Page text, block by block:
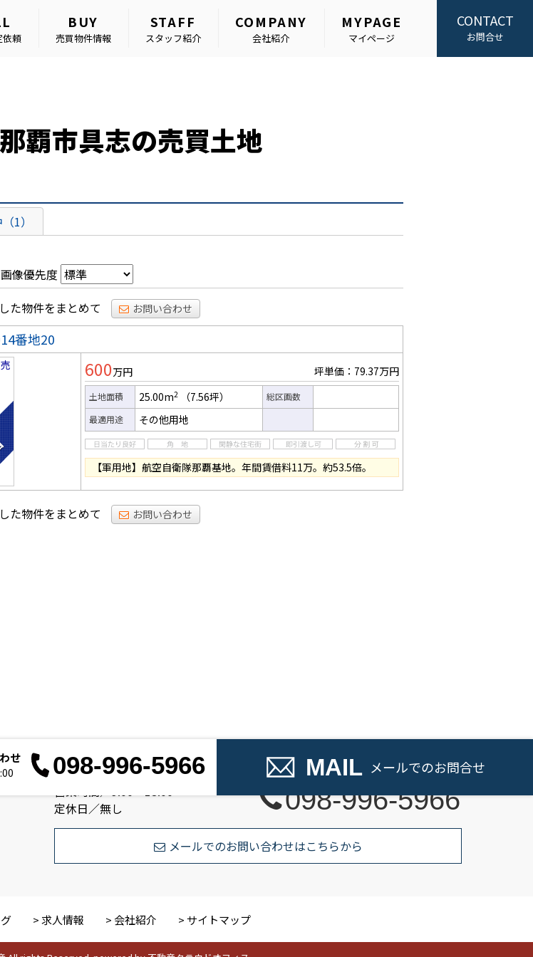
依頼
BUY
売買物件情報
STAFF
スタッフ紹介
COMPANY
会社紹介
MYPAGE
マイページ
CONTACT
お問合せ
那覇市具志の売買土地
1）
画像優先度
た物件をまとめて お問い合わせ
番地20
600万円 坪単価：79.37万円
土地面積 25.00m2 （7.56坪）
総区画数
最適用途
その他用地
【軍用地】航空自衛隊那覇基地。年間賃借料11万。約53.5倍。
た物件をまとめて お問い合わせ
せ 098-996-5966 MAIL メールでのお問合せ
お電話でのお問い合わせ
定休日／無し
098-996-5966
メールでのお問い合わせはこちらから
求人情報 会社紹介 サイトマップ